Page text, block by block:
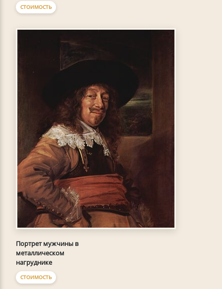
СТОИМОСТЬ
Портрет мужчины в
металлическом
нагруднике
СТОИМОСТЬ